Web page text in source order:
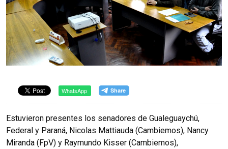
WhatsApp
Estuvieron presentes los senadores de Gualeguaychú,
Federal y Paraná, Nicolas Mattiauda (Cambiemos), Nancy
Miranda (FpV) y Raymundo Kisser (Cambiemos),